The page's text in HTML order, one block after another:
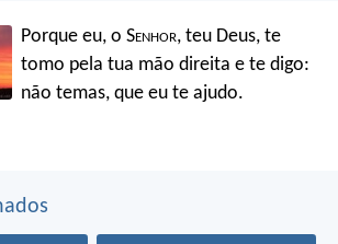
Porque eu, o Senhor, teu Deus, te
tomo pela tua mão direita e te digo:
não temas, que eu te ajudo.